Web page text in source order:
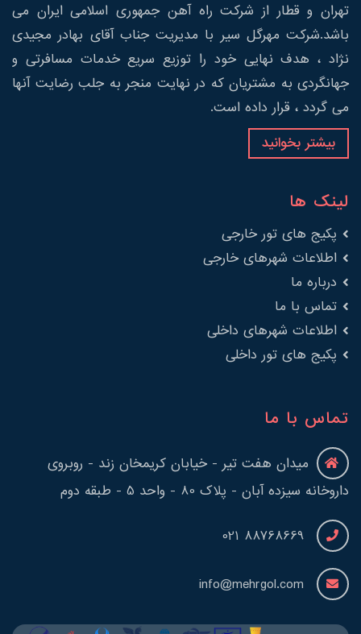
تهران و قطار از شرکت راه آهن جمهوری اسلامی ایران می
باشد.شرکت مهرگل سیر با مدیریت جناب آقای بهادر مجیدی
نژاد ، هدف نهایی خود را توزیع سریع خدمات مسافرتی و
جهانگردی به مشتریان که در نهایت منجر به جلب رضایت آنها
می گردد ، قرار داده است.
بیشتر بخوانید
لینک ها
پکیج های تور خارجی
اطلاعات شهرهای خارجی
درباره ما
تماس با ما
اطلاعات شهرهای داخلی
پکیج های تور داخلی
تماس با ما
میدان هفت تیر - خیابان کریمخان زند - روبروی
داروخانه سیزده آبان - پلاک 80 - واحد 5 - طبقه دوم
88768669 021
info@mehrgol.com